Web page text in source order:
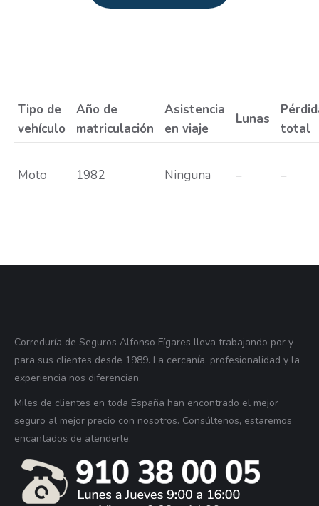
Tipo de
vehículo
Año de
matriculación
Asistencia
en viaje
Lunas
total
Moto 1982 Ninguna – –
Correduría de Seguros Alfonso Fígares lleva trabajando por y
para sus clientes desde 1989. La cercanía, profesionalidad y la
experiencia nos diferencian.
Miles de clientes en toda España han encontrado el mejor
seguro al mejor precio con nosotros. Consúltenos, estaremos
encantados de atenderle.